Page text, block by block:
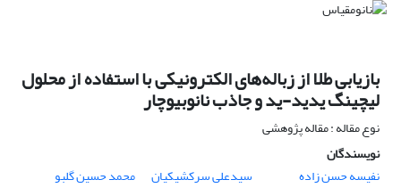
بازیابی طلا از زباله‌های الکترونیکی با استفاده از محلول
لیچینگ یدید-ید و جاذب نانوبیوچار
نوع مقاله : مقاله پژوهشی
نویسندگان
نفیسه حسن زاده
سیدعلی سرکشیکیان محمد حسین گلبو